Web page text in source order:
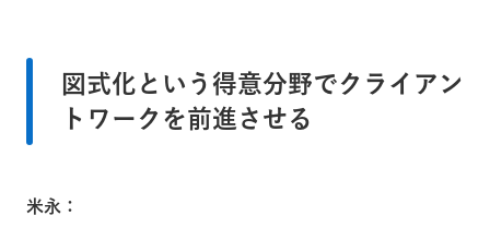
図式化という得意分野でクライアン
トワークを前進させる
米永：